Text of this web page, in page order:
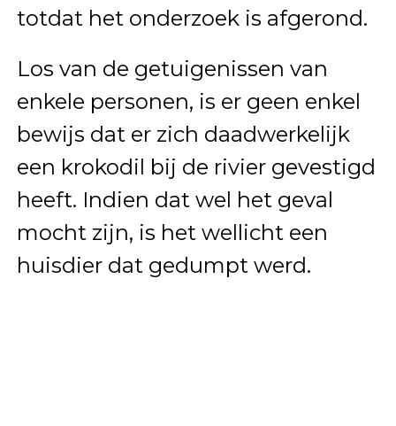
totdat het onderzoek is afgerond.
Los van de getuigenissen van
enkele personen, is er geen enkel
bewijs dat er zich daadwerkelijk
een krokodil bij de rivier gevestigd
heeft. Indien dat wel het geval
mocht zijn, is het wellicht een
huisdier dat gedumpt werd.